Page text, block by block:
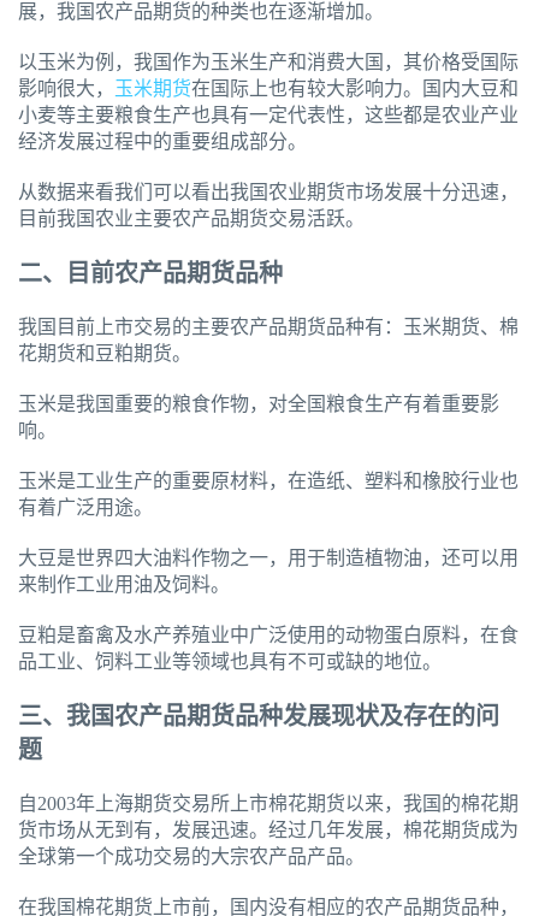
展，我国农产品期货的种类也在逐渐增加。
以玉米为例，我国作为玉米生产和消费大国，其价格受国际
影响很大，
玉米期货在国际上也有较大影响力。国内大豆和
小麦等主要粮食生产也具有一定代表性，这些都是农业产业
经济发展过程中的重要组成部分。
从数据来看我们可以看出我国农业期货市场发展十分迅速，
目前我国农业主要农产品期货交易活跃。
二、目前农产品期货品种
我国目前上市交易的主要农产品期货品种有：玉米期货、棉
花期货和豆粕期货。
玉米是我国重要的粮食作物，对全国粮食生产有着重要影
响。
玉米是工业生产的重要原材料，在造纸、塑料和橡胶行业也
有着广泛用途。
大豆是世界四大油料作物之一，用于制造植物油，还可以用
来制作工业用油及饲料。
豆粕是畜禽及水产养殖业中广泛使用的动物蛋白原料，在食
品工业、饲料工业等领域也具有不可或缺的地位。
三、我国农产品期货品种发展现状及存在的问
题
自2003年上海期货交易所上市棉花期货以来，我国的棉花期
货市场从无到有，发展迅速。经过几年发展，棉花期货成为
全球第一个成功交易的大宗农产品产品。
在我国棉花期货上市前，国内没有相应的农产品期货品种，